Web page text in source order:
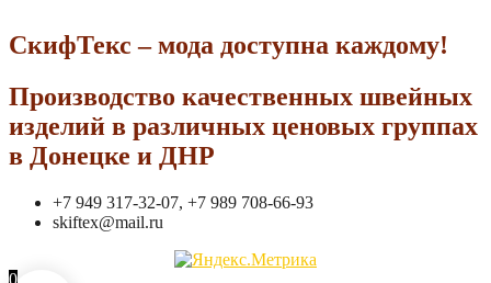
СкифТекс – мода доступна каждому!
Производство качественных швейных
изделий в различных ценовых группах
в Донецке и ДНР
+7 949 317-32-07, +7 989 708-66-93
skiftex@mail.ru
0